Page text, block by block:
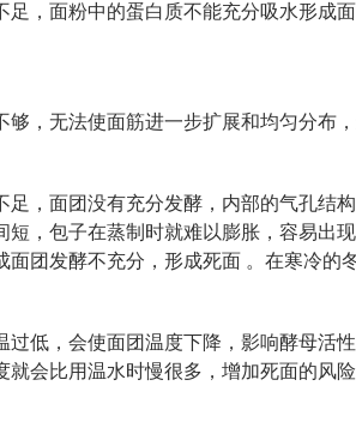
足，面粉中的蛋白质不能充分吸水形成
够，无法使面筋进一步扩展和均匀分布
足，面团没有充分发酵，内部的气孔结
短，包子在蒸制时就难以膨胀，容易出
面团发酵不充分，形成死面 。在寒冷的
过低，会使面团温度下降，影响酵母活
就会比用温水时慢很多，增加死面的风险